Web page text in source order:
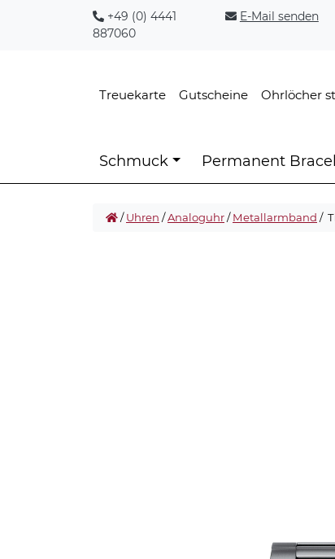
+49 (0) 4441
887060
E-Mail senden
Treuekarte Gutscheine Ohrlöcher
Schmuck Permanent
/Uhren /Analoguhr/Metallarmband /